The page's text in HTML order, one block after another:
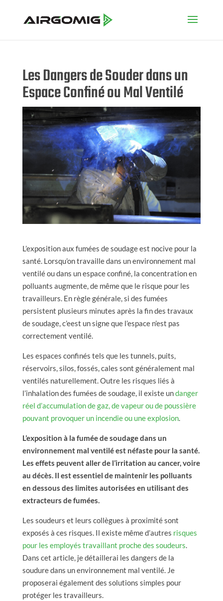
Les Dangers de Souder dans un
Espace Confiné ou Mal Ventilé
L’exposition aux fumées de soudage est nocive pour la
santé. Lorsqu’on travaille dans un environnement mal
ventilé ou dans un espace confiné, la concentration en
polluants augmente, de même que le risque pour les
travailleurs. En règle générale, si des fumées
persistent plusieurs minutes après la fin des travaux
de soudage, c’eest un signe que l’espace n’est pas
correctement ventilé.
Les espaces confinés tels que les tunnels, puits,
réservoirs, silos, fossés, cales sont généralement mal
ventilés naturellement. Outre les risques liés à
l’inhalation des fumées de soudage, il existe undanger
réel d’accumulation de gaz, de vapeur ou de poussière
pouvant provoquer un incendie ou une explosion.
L’exposition à la fumée de soudage dans un
environnement mal ventilé est néfaste pour la santé.
Les effets peuvent aller de l’irritation au cancer, voire
au décès. Il est essentiel de maintenir les polluants
en dessous des limites autorisées en utilisant des
extracteurs de fumées.
Les soudeurs et leurs collègues à proximité sont
exposés à ces risques. Il existe même d’autres risques
pour les employés travaillant proche des soudeurs.
Dans cet article, je détaillerai les dangers de la
soudure dans un environnement mal ventilé. Je
proposerai également des solutions simples pour
protéger les travailleurs.